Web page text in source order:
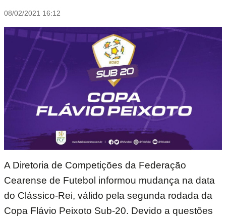
08/02/2021 16:12
A Diretoria de Competições da Federação
Cearense de Futebol informou mudança na data
do Clássico-Rei, válido pela segunda rodada da
Copa Flávio Peixoto Sub-20. Devido a questões